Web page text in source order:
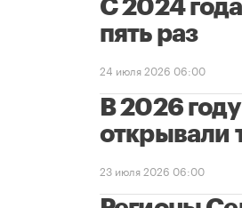
С 2024
пять раз
24 июля 2026 06:00
В 2026
открывали
23 июля 2026 06:00